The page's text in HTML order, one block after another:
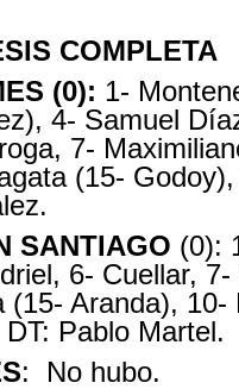
COMPLETA
(0): 1-
4- Samuel
7-
(15-
SANTIAGO (0):
6- Cuellar,
(15- Aranda),
Pablo Martel.
: No hubo.